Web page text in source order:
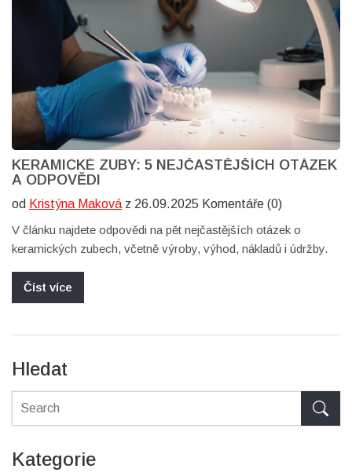
KERAMICKÉ ZUBY: 5 NEJČASTĚJŠÍCH OTÁZEK
A ODPOVĚDI
od Kristýna Maková z 26.09.2025 Komentáře (0)
V článku najdete odpovědi na pět nejčastějších otázek o
keramických zubech, včetně výroby, výhod, nákladů i údržby.
Číst více
Hledat
Kategorie